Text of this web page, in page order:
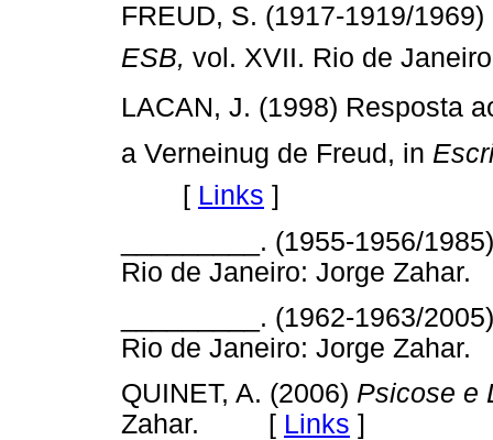
FREUD, S. (1917-1919/1969)
ESB, vol. XVII. Rio de
LACAN, J. (1998) Resposta
a Verneinug de Freud, in
[ Links ]
_________. (1955-1956/
Rio de Janeiro: Jorge
_________. (1962-1963/
Rio de Janeiro: Jorge
QUINET, A. (2006) Psicose e
Zahar. [ Links ]